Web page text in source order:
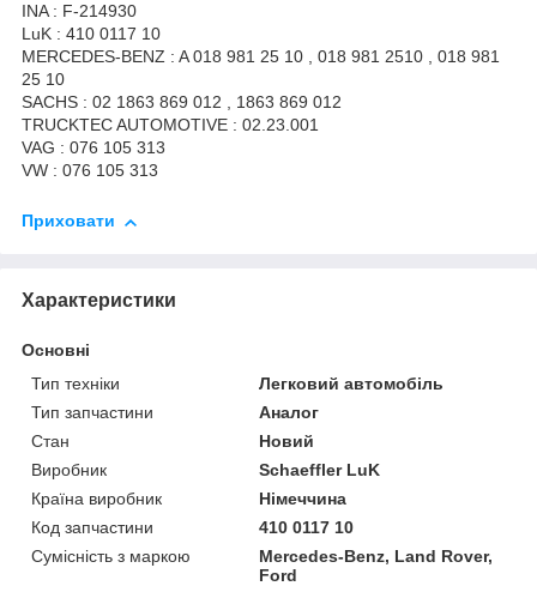
INA : F-214930
LuK : 410 0117 10
MERCEDES-BENZ : A 018 981 25 10 , 018 981 2510 , 018 981
25 10
SACHS : 02 1863 869 012 , 1863 869 012
TRUCKTEC AUTOMOTIVE : 02.23.001
VAG : 076 105 313
VW : 076 105 313
Приховати
Характеристики
Основні
Тип техніки
Легковий автомобіль
Тип запчастини
Аналог
Стан
Новий
Виробник
Schaeffler LuK
Країна виробник
Німеччина
Код запчастини
410 0117 10
Сумісність з маркою
Mercedes-Benz, Land Rover,
Ford